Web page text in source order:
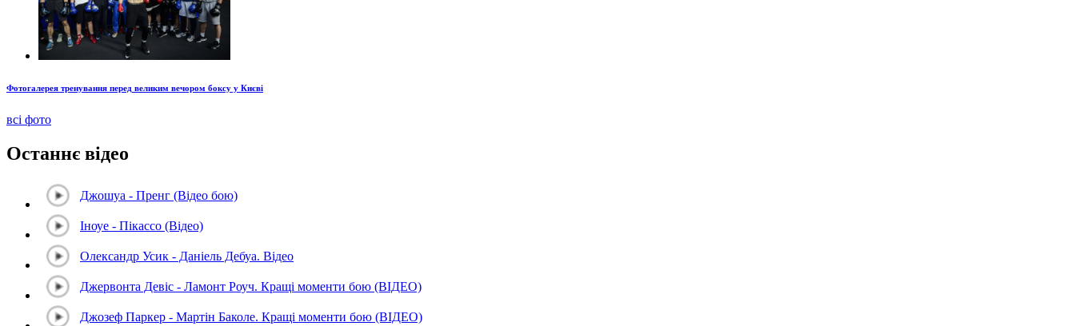
Фотогалерея тренування перед великим вечором боксу у Києві
всі фото
Останнє відео
Джошуа - Пренг (Відео бою)
Іноуе - Пікассо (Відео)
Олександр Усик - Даніель Дебуа. Відео
Джервонта Девіс - Ламонт Роуч. Кращі моменти бою (ВІДЕО)
Джозеф Паркер - Мартін Баколе. Кращі моменти бою (ВІДЕО)